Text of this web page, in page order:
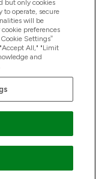
but only cookies
to operate, secure
will be
preferences
Settings”
All," "Limit
and